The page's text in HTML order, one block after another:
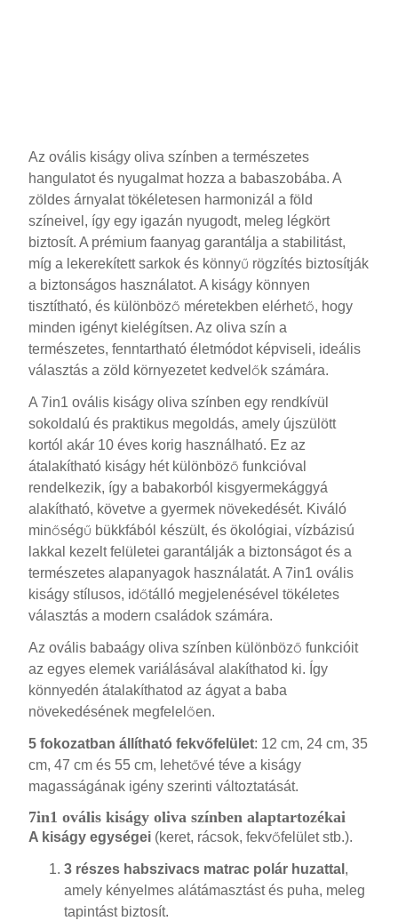
Az ovális kiságy oliva színben a természetes
hangulatot és nyugalmat hozza a babaszobába. A
zöldes árnyalat tökéletesen harmonizál a föld
színeivel, így egy igazán nyugodt, meleg légkört
biztosít. A prémium faanyag garantálja a stabilitást,
míg a lekerekített sarkok és könnyű rögzítés biztosítják
a biztonságos használatot. A kiságy könnyen
tisztítható, és különböző méretekben elérhető, hogy
minden igényt kielégítsen. Az oliva szín a
természetes, fenntartható életmódot képviseli, ideális
választás a zöld környezetet kedvelők számára.
A 7in1 ovális kiságy oliva színben egy rendkívül
sokoldalú és praktikus megoldás, amely újszülött
kortól akár 10 éves korig használható. Ez az
átalakítható kiságy hét különböző funkcióval
rendelkezik, így a babakorból kisgyermekággyá
alakítható, követve a gyermek növekedését. Kiváló
minőségű bükkfából készült, és ökológiai, vízbázisú
lakkal kezelt felületei garantálják a biztonságot és a
természetes alapanyagok használatát. A 7in1 ovális
kiságy stílusos, időtálló megjelenésével tökéletes
választás a modern családok számára.
Az ovális babaágy oliva színben különböző funkcióit
az egyes elemek variálásával alakíthatod ki. Így
könnyedén átalakíthatod az ágyat a baba
növekedésének megfelelően.
5 fokozatban állítható fekvőfelület: 12 cm, 24 cm, 35
cm, 47 cm és 55 cm, lehetővé téve a kiságy
magasságának igény szerinti változtatását.
7in1 ovális kiságy oliva színben alaptartozékai
A kiságy egységei (keret, rácsok, fekvőfelület stb.).
3 részes habszivacs matrac polár huzattal ,
amely kényelmes alátámasztást és puha, meleg
tapintást biztosít.